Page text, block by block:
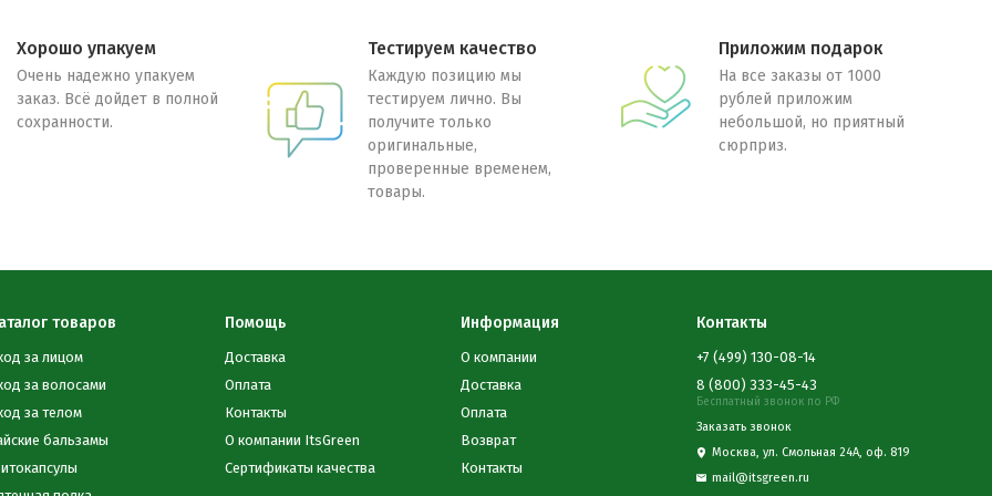
Хорошо упакуем
Очень надежно упакуем
заказ. Всё дойдет в полной
сохранности.
Тестируем качество
Каждую позицию мы
тестируем лично. Вы
получите только
оригинальные,
проверенные временем,
товары.
Приложим подарок
На все заказы от 1000
рублей приложим
небольшой, но приятный
сюрприз.
товаров
за лицом
за волосами
за телом
бальзамы
Помощь
Доставка
Оплата
Контакты
О компании ItsGreen
Сертификаты качества
Информация
О компании
Доставка
Оплата
Возврат
Контакты
Контакты
+7 (499) 130-08-14
8 (800) 333-45-43
Бесплатный звонок по РФ
Заказать звонок
Москва, ул. Смольная 24А, оф. 819
mail@itsgreen.ru